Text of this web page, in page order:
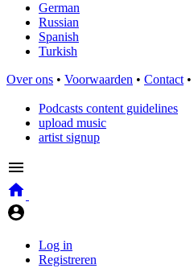
German
Russian
Spanish
Turkish
Over ons • Voorwaarden • Contact •
Podcasts content guidelines
upload music
artist signup
Log in
Registreren